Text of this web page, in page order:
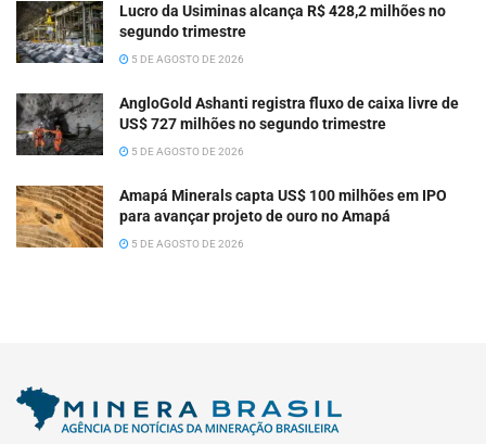
Lucro da Usiminas alcança R$ 428,2 milhões no
segundo trimestre
5 DE AGOSTO DE 2026
AngloGold Ashanti registra fluxo de caixa livre de
US$ 727 milhões no segundo trimestre
5 DE AGOSTO DE 2026
Amapá Minerals capta US$ 100 milhões em IPO
para avançar projeto de ouro no Amapá
5 DE AGOSTO DE 2026